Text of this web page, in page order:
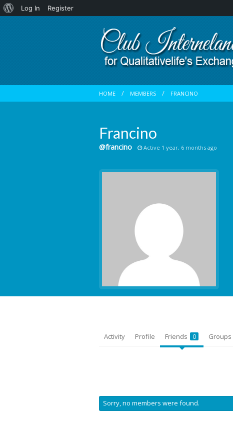
About
Log In
Register
HOME MEMBERS FRANCINO
Francino
@francino Active 1 year, 6 months ago
Activity Profile Friends 0 Groups
Friends
Sorry, no members were found.